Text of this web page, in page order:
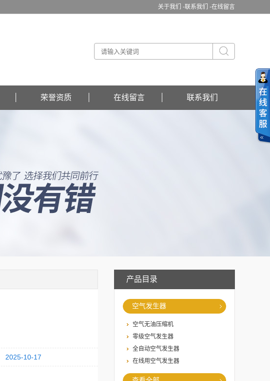
关于我们 -联系我们 -在线留言
荣誉资质 在线留言 联系我们
产品目录
空气发生器
空气无油压缩机
零级空气发生器
全自动空气发生器
在线用空气发生器
2025-10-17